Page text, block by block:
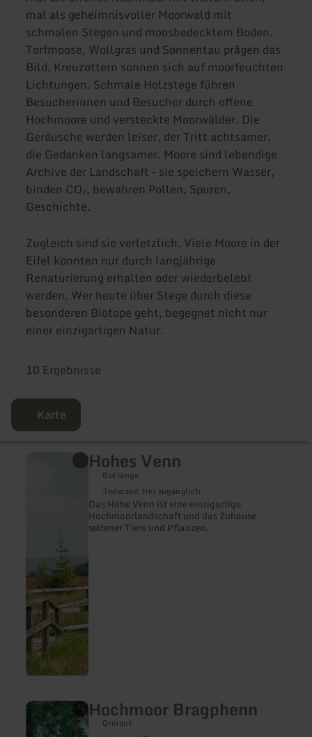
mal als geheimnisvoller Moorwald mit
schmalen Stegen und moosbedecktem Boden.
Torfmoose, Wollgras und Sonnentau prägen das
Bild, Kreuzottern sonnen sich auf moorfeuchten
Lichtungen. Schmale Holzstege führen
Besucherinnen und Besucher durch offene
Hochmoore und versteckte Moorwälder. Die
Geräusche werden leiser, der Tritt achtsamer,
die Gedanken langsamer. Moore sind lebendige
Archive der Landschaft – sie speichern Wasser,
binden CO₂, bewahren Pollen, Spuren,
Geschichte.
Zugleich sind sie verletzlich. Viele Moore in der
Eifel konnten nur durch langjährige
Renaturierung erhalten oder wiederbelebt
werden. Wer heute über Stege durch diese
besonderen Biotope geht, begegnet nicht nur
einer einzigartigen Natur.
10 Ergebnisse
Karte
Hohes Venn
Botrange
Jederzeit frei zugänglich
Das Hohe Venn ist eine einzigartige
Hochmoorlandschaft und das Zuhause
seltener Tiere und Pflanzen.
Hochmoor Bragphenn
Ormont
mehr
erfahren
zu: